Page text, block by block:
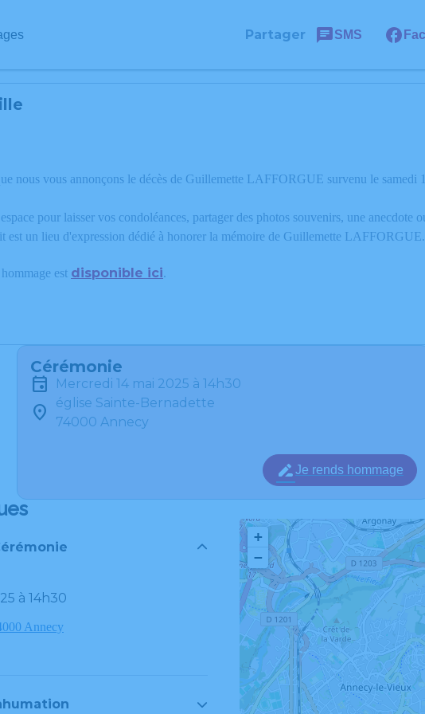
Partager SMS
nous vous annonçons le décès de Guillemette LAFFORGUE survenu le
pour laisser vos condoléances, partager des photos souvenirs, une anecdote
est un lieu d'expression dédié à honorer la mémoire de Guillemette LAFFORGUE.
est disponible ici.
Cérémonie
mercredi 14 mai 2025 à 14h30
église Sainte-Bernadette
74000 Annecy
Je rends hommage
à 14h30
Annecy
+
−